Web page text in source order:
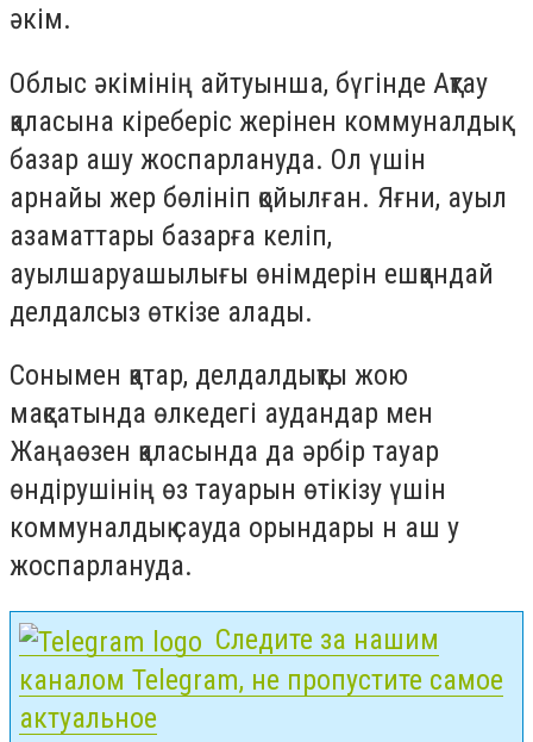
əкім.
Облыс əкімінің айтуынша, бүгінде Ақтау
қаласына кіреберіс жерінен коммуналдық
базар ашу жоспарлануда. Ол үшін
арнайы жер бөлініп қойылған. Яғни, ауыл
азаматтары базарға келіп,
ауылшаруашылығы өнімдерін ешқандай
делдалсыз өткізе алады.
Сонымен қатар, делдалдықты жою
мақсатында өлкедегі аудандар мен
Жаңаөзен қаласында да әрбір тауар
өндірушінің өз тауарын өтікізу үшін
коммуналдық сауда орындары н аш у
жоспарлануда.
Следите за нашим
каналом Telegram, не пропустите самое
актуальное